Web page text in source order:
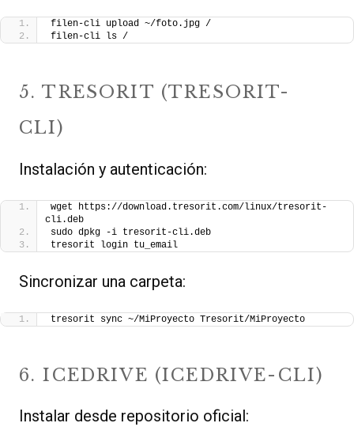
filen-cli upload ~/foto.jpg /
filen-cli ls /
5. TRESORIT (TRESORIT-
CLI)
Instalación y autenticación:
wget https://download.tresorit.com/linux/tresorit-
cli.deb
sudo dpkg -i tresorit-cli.deb
tresorit login tu_email
Sincronizar una carpeta:
tresorit sync ~/MiProyecto Tresorit/MiProyecto
6. ICEDRIVE (ICEDRIVE-CLI)
Instalar desde repositorio oficial: